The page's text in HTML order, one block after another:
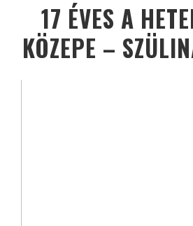
17 ÉVES A
KÖZEPE –